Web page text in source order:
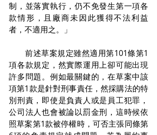
制，並落實執行，仍不免發生第一項各
款情形，且廠商未因此獲得不法利益
者，不適用之。」
前述草案規定雖然適用第101條第1
項各款規定，然實際運用上卻可能出現
許多問題。例如最關鍵的，在草案中該
項第1款是針對刑事責任，然採購法的特
別刑責，即使是負責人或是員工犯罪，
公司法人也會被論以罰金刑，這時候依
照草案第1款被停權時，可否主張同條第